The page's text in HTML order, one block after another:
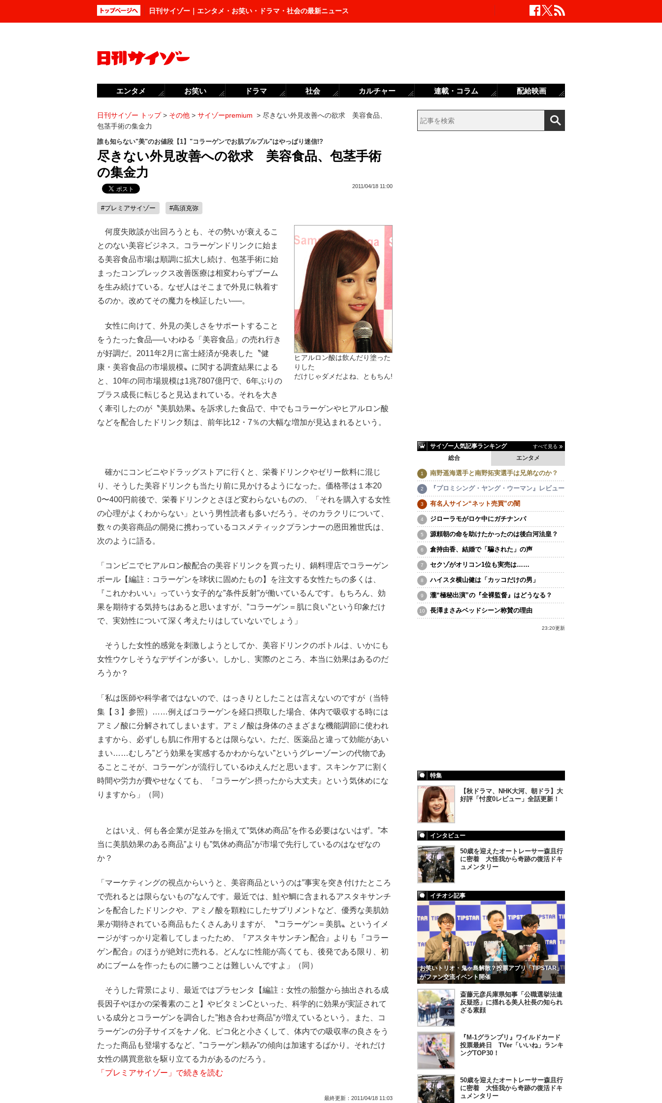
日刊サイゾー｜エンタメ・お笑い・ドラマ・社会の最新ニュース
日刊サイゾー トップ> その他 > サイゾーpremium > 尽きない外見改善への欲求 美容食品、
包茎手術の集金力
誰も知らない"美"のお値段【1】"コラーゲンでお肌プルプル"はやっぱり迷信!?
尽きない外見改善への欲求 美容食品、包茎手術
の集金力
2011/04/18 11:00
#プレミアサイゾー #高須克弥
ヒアルロン酸は飲んだり塗った
りした
だけじゃダメだよね、ともちん!
何度失敗談が出回ろうとも、その勢いが衰えるこ
とのない美容ビジネス。コラーゲンドリンクに始ま
る美容食品市場は順調に拡大し続け、包茎手術に始
まったコンプレックス改善医療は相変わらずブーム
を生み続けている。なぜ人はそこまで外見に執着す
るのか。改めてその魔力を検証したい──。
女性に向けて、外見の美しさをサポートすること
をうたった食品──いわゆる「美容食品」の売れ行き
が好調だ。2011年2月に富士経済が発表した〝健
康・美容食品の市場規模〟に関する調査結果による
と、10年の同市場規模は1兆7807億円で、6年ぶりの
プラス成長に転じると見込まれている。それを大き
く牽引したのが〝美肌効果〟を訴求した食品で、中でもコラーゲンやヒアルロン酸
などを配合したドリンク類は、前年比12・7％の大幅な増加が見込まれるという。
確かにコンビニやドラッグストアに行くと、栄養ドリンクやゼリー飲料に混じ
り、そうした美容ドリンクも当たり前に見かけるようになった。価格帯は１本20
0〜400円前後で、栄養ドリンクとさほど変わらないものの、「それを購入する女性
の心理がよくわからない」という男性読者も多いだろう。そのカラクリについて、
数々の美容商品の開発に携わっているコスメティックプランナーの恩田雅世氏は、
次のように語る。
「コンビニでヒアルロン酸配合の美容ドリンクを買ったり、鍋料理店でコラーゲン
ボール【編註：コラーゲンを球状に固めたもの】を注文する女性たちの多くは、
『これかわいい』っていう女子的な”条件反射”が働いているんです。もちろん、効
果を期待する気持ちはあると思いますが、”コラーゲン＝肌に良い”という印象だけ
で、実効性について深く考えたりはしていないでしょう」
そうした女性的感覚を刺激しようとしてか、美容ドリンクのボトルは、いかにも
女性ウケしそうなデザインが多い。しかし、実際のところ、本当に効果はあるのだ
ろうか？
「私は医師や科学者ではないので、はっきりとしたことは言えないのですが（当特
集【３】参照）……例えばコラーゲンを経口摂取した場合、体内で吸収する時には
アミノ酸に分解されてしまいます。アミノ酸は身体のさまざまな機能調節に使われ
ますから、必ずしも肌に作用するとは限らない。ただ、医薬品と違って効能があい
まい……むしろ”どう効果を実感するかわからない”というグレーゾーンの代物であ
ることこそが、コラーゲンが流行しているゆえんだと思います。スキンケアに割く
時間や労力が費やせなくても、『コラーゲン摂ったから大丈夫』という気休めにな
りますから」（同）
とはいえ、何も各企業が足並みを揃えて”気休め商品”を作る必要はないはず。”本
当に美肌効果のある商品”よりも”気休め商品”が市場で先行しているのはなぜなの
か？
「マーケティングの視点からいうと、美容商品というのは”事実を突き付けたところ
で売れるとは限らないもの”なんです。最近では、鮭や鯛に含まれるアスタキサンチ
ンを配合したドリンクや、アミノ酸を顆粒にしたサプリメントなど、優秀な美肌効
果が期待されている商品もたくさんありますが、〝コラーゲン＝美肌〟というイメ
ージがすっかり定着してしまったため、『アスタキサンチン配合』よりも『コラー
ゲン配合』のほうが絶対に売れる。どんなに性能が高くても、後発である限り、初
めにブームを作ったものに勝つことは難しいんですよ」（同）
そうした背景により、最近ではプラセンタ【編註：女性の胎盤から抽出される成
長因子やほかの栄養素のこと】やビタミンCといった、科学的に効果が実証されて
いる成分とコラーゲンを調合した”抱き合わせ商品”が増えているという。また、コ
ラーゲンの分子サイズをナノ化、ピコ化と小さくして、体内での吸収率の良さをう
たった商品も登場するなど、”コラーゲン頼み”の傾向は加速するばかり。それだけ
女性の購買意欲を駆り立てる力があるのだろう。
「プレミアサイゾー」で続きを読む
最終更新： 2011/04/18 11:03
サイゾー人気記事ランキング すべて見る
エンタメ
総合
南野遥海選手と南野拓実選手は兄弟なのか？
『プロミシング・ヤング・ウーマン』レビュー
有名人サイン“ネット売買”の闇
ジローラモがロケ中にガチナンパ
源頼朝の命を助けたかったのは後白河法皇？
倉持由香、結婚で「騙された」の声
セクゾがオリコン1位も実売は……
ハイスタ横山健は「カッコだけの男」
瀧“極秘出演”の『全裸監督』はどうなる？
長澤まさみベッドシーン称賛の理由
23:20更新
特集
【秋ドラマ、NHK大河、朝ドラ】大
好評「忖度0レビュー」全話更新！
インタビュー
50歳を迎えたオートレーサー森且行
に密着 大怪我から奇跡の復活ドキ
ュメンタリー
イチオシ記事
お笑いトリオ・鬼ヶ島解散？投票アプリ「TIPSTAR」
がファン交流イベント開催
斎藤元彦兵庫県知事「公職選挙法違
反疑惑」に揺れる美人社長の知られ
ざる素顔
『M-1グランプリ』ワイルドカード
投票最終日 TVer「いいね」ランキ
ングTOP30！
50歳を迎えたオートレーサー森且行
に密着 大怪我から奇跡の復活ドキ
ュメンタリー
エンタメ お笑い ドラマ 社会 カルチャー 連載・コラム 配給映画